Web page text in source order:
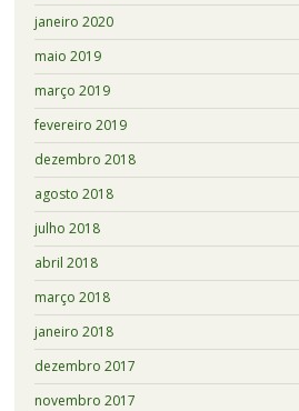
janeiro 2020
maio 2019
março 2019
fevereiro 2019
dezembro 2018
agosto 2018
julho 2018
abril 2018
março 2018
janeiro 2018
dezembro 2017
novembro 2017